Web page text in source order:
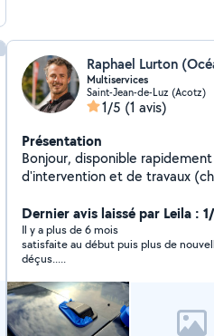
Multiservices
Saint-Jean-de-Luz (Acotz)
1/5 (1 avis)
Présentation
Bonjour, disponible rapidement pour tout type
d'intervention et de travaux
detailling, polish et pose
travailler le composite
renseignements... Skipper/
Dernier avis laissé par Leila :
Il y a plus de 6 mois
satisfaite au début puis plus de
déçus.....